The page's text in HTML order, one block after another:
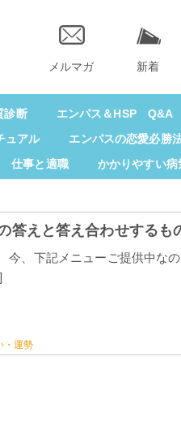
メルマガ 新着
診断 エンパス＆HSP Q&A
ュアル エンパスの恋愛必勝
仕事と適職 かかりやすい病
答えと答え合わせするも
、下記メニューご提供中な
・運勢